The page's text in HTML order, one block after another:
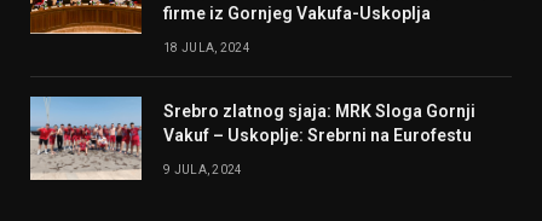
firme iz Gornjeg Vakufa-Uskoplja
18 JULA, 2024
Srebro zlatnog sjaja: MRK Sloga Gornji
Vakuf – Uskoplje: Srebrni na Eurofestu
9 JULA, 2024